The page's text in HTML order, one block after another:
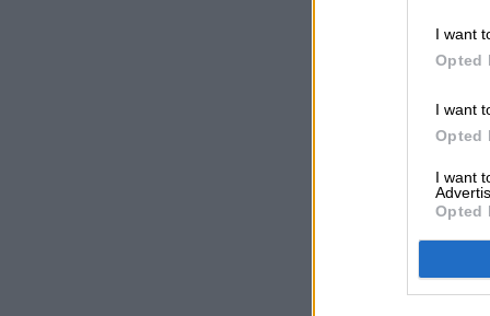
I want
Opted
I want
Opted
I want
Opted